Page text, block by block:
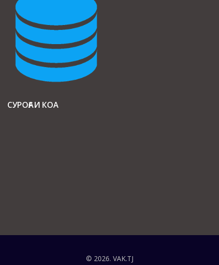
СУРОҒАИ КОА
© 2026. VAK.TJ